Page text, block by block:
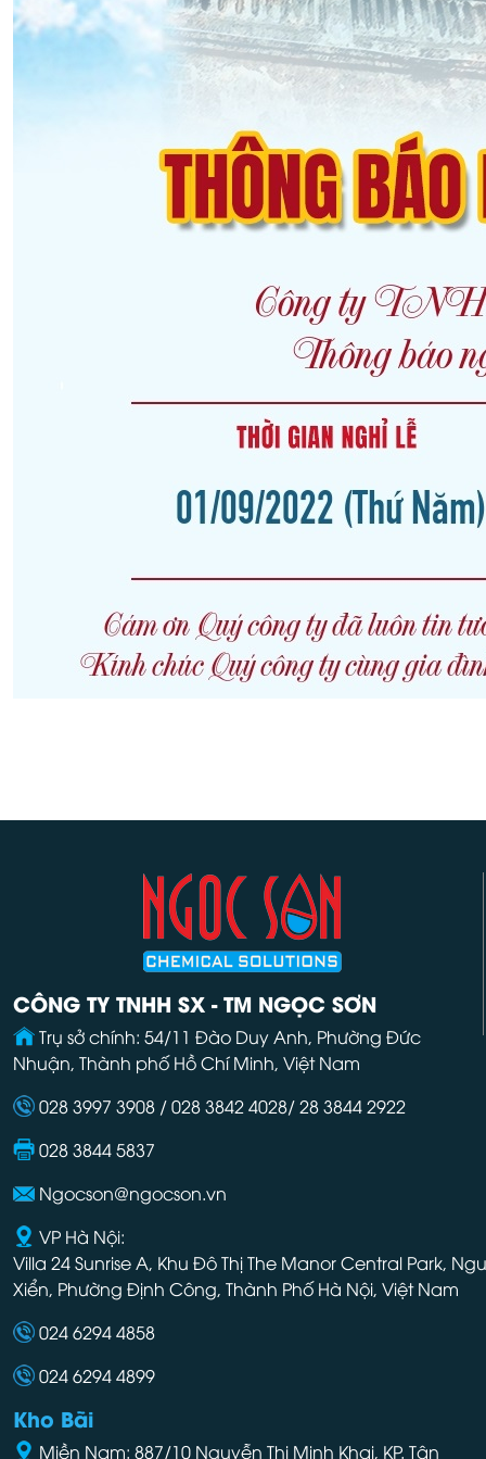
CÔNG TY TNHH SX - TM NGỌC SƠN
Trụ sở chính: 54/11 Đào Duy Anh, Phường Đức
Nhuận, Thành phố Hồ Chí Minh, Việt Nam
028 3997 3908 / 028 3842 4028/ 28 3844 2922
028 3844 5837
Ngocson@ngocson.vn
VP Hà Nội:
Villa 24 Sunrise A, Khu Đô Thị The Manor Central Park,
Xiển, Phường Định Công, Thành Phố Hà Nội, Việt Nam
024 6294 4858
024 6294 4899
Kho Bãi
Miền Nam: 887/10 Nguyễn Thị Minh Khai, KP. Tân